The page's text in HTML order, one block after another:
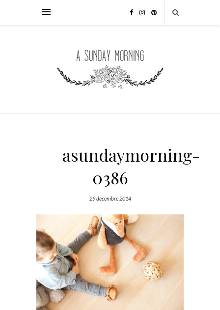
asundaymorning-
0386
29 décembre 2014